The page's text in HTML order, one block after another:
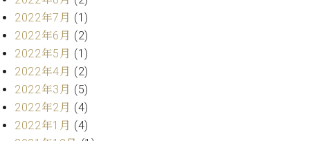
律
師
紹
介
調
料
金
表
2022年7月 (1)
2022年6月 (2)
2022年5月 (1)
2022年4月 (2)
2022年3月 (5)
2022年2月 (4)
2022年1月 (4)